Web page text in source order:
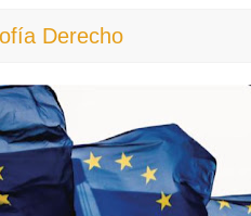
Derecho